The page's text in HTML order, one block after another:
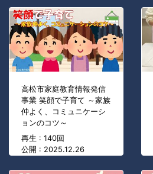
高松市家庭教育情報発信
事業 笑顔で子育て ～家族
仲よく、コミュニケーシ
ョンのコツ～
再生 : 140回
公開 : 2025.12.26